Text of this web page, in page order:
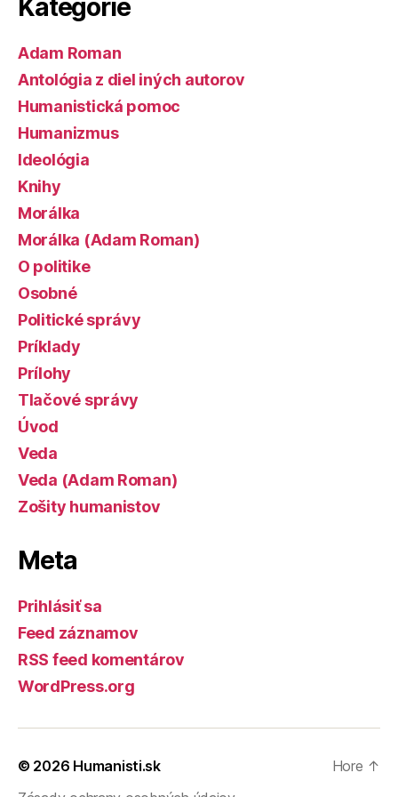
Kategórie
Adam Roman
Antológia z diel iných autorov
Humanistická pomoc
Humanizmus
Ideológia
Knihy
Morálka
Morálka (Adam Roman)
O politike
Osobné
Politické správy
Príklady
Prílohy
Tlačové správy
Úvod
Veda
Veda (Adam Roman)
Zošity humanistov
Meta
Prihlásiť sa
Feed záznamov
RSS feed komentárov
WordPress.org
© 2026 Humanisti.sk
Hore ↑